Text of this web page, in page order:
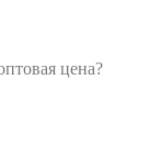
цена?